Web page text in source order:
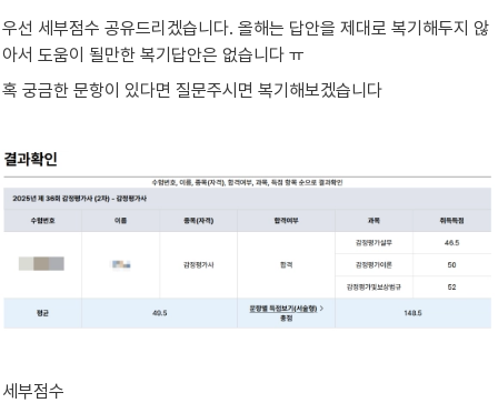
우선 세부점수 공유드리겠습니다. 올해는 답안을 제대로 복기해두지 않
아서 도움이 될만한 복기답안은 없습니다 ㅠ
혹 궁금한 문항이 있다면 질문주시면 복기해보겠습니다
세부점수